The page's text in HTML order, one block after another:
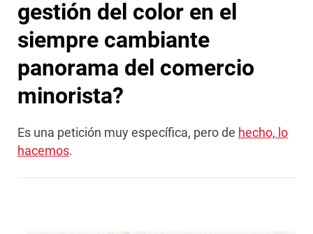
gestión del color en el
siempre cambiante
panorama del comercio
minorista?
Es una petición muy específica, pero de hecho, lo
hacemos.